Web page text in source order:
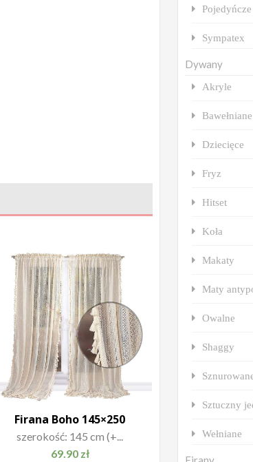
Firana Boho 145×250
szerokość: 145 cm (+...
69.90 zł
Sympatex
Dywany
Akryle
Bawełniane
Dziecięce
Fryz
Hitset
Koła
Makaty
Maty
Owalne
Shaggy
Sztuczny
Wełniane